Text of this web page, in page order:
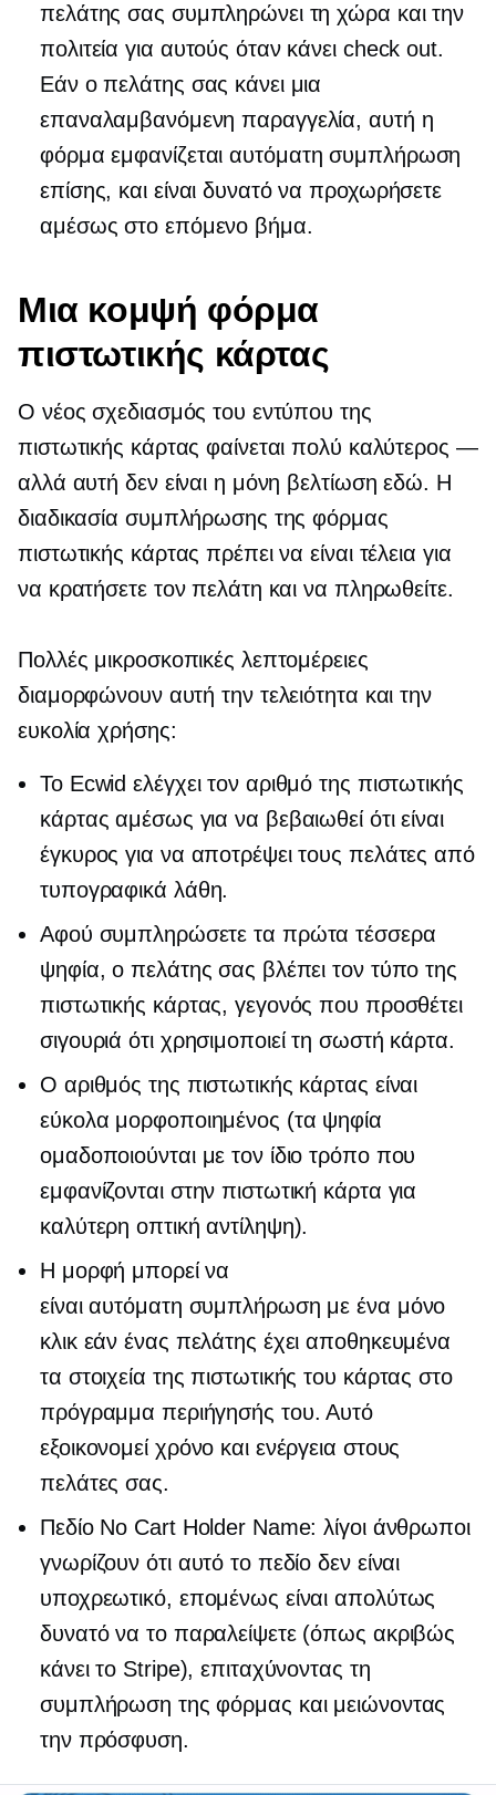
πελάτης σας συμπληρώνει τη χώρα και την
πολιτεία για αυτούς όταν κάνει check out.
Εάν ο πελάτης σας κάνει μια
επαναλαμβανόμενη παραγγελία, αυτή η
φόρμα εμφανίζεταιαυτόματη συμπλήρωση
επίσης, και είναι δυνατό να προχωρήσετε
αμέσως στο επόμενο βήμα.
Μια κομψή φόρμα
πιστωτικής κάρτας
Ο νέος σχεδιασμός του εντύπου της
πιστωτικής κάρτας φαίνεται πολύ καλύτερος —
αλλά αυτή δεν είναι η μόνη βελτίωση εδώ. Η
διαδικασία συμπλήρωσης της φόρμας
πιστωτικής κάρτας πρέπει να είναι τέλεια για
να κρατήσετε τον πελάτη και να πληρωθείτε.
Πολλές μικροσκοπικές λεπτομέρειες
διαμορφώνουν αυτή την τελειότητα και την
ευκολία χρήσης:
Το Ecwid ελέγχει τον αριθμό της πιστωτικής
κάρτας αμέσως για να βεβαιωθεί ότι είναι
έγκυρος για να αποτρέψει τους πελάτες από
τυπογραφικά λάθη.
Αφού συμπληρώσετε τα πρώτα τέσσερα
ψηφία, ο πελάτης σας βλέπει τον τύπο της
πιστωτικής κάρτας, γεγονός που προσθέτει
σιγουριά ότι χρησιμοποιεί τη σωστή κάρτα.
Ο αριθμός της πιστωτικής κάρτας είναι
εύκολα μορφοποιημένος (τα ψηφία
ομαδοποιούνται με τον ίδιο τρόπο που
εμφανίζονται στην πιστωτική κάρτα για
καλύτερη οπτική αντίληψη).
Η μορφή μπορεί να
είναιαυτόματη συμπλήρωση με ένα μόνο
κλικ εάν ένας πελάτης έχει αποθηκευμένα
τα στοιχεία της πιστωτικής του κάρτας στο
πρόγραμμα περιήγησής του. Αυτό
εξοικονομεί χρόνο και ενέργεια στους
πελάτες σας.
Πεδίο No Cart Holder Name: λίγοι άνθρωποι
γνωρίζουν ότι αυτό το πεδίο δεν είναι
υποχρεωτικό, επομένως είναι απολύτως
δυνατό να το παραλείψετε (όπως ακριβώς
κάνει το Stripe), επιταχύνοντας τη
συμπλήρωση της φόρμας και μειώνοντας
την πρόσφυση.